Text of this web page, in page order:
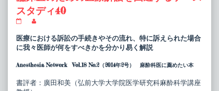
スタディ40
医
の
た
の
療
訴
posts
by
the
of
医
医療における訴訟の手続きやその流れ、特に訴えられた場合
に我々医師が何をすべきかを分かり易く解説
Anesthesia Network Vol.18 No.2（2014年2号） 麻酔科医に薦めたい本
書評者：廣田和美（弘前大学大学院医学研究科麻酔科学講座